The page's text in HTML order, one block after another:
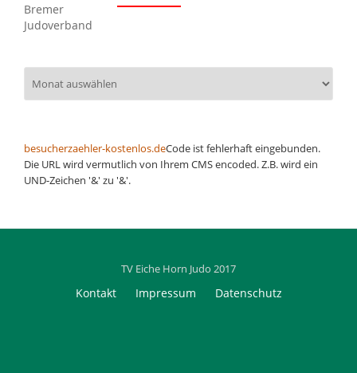
Bremer
Judoverband
besucherzaehler-kostenlos.deCode ist fehlerhaft eingebunden.
Die URL wird vermutlich von Ihrem CMS encoded. Z.B. wird ein
UND-Zeichen '&' zu '&'.
TV Eiche Horn Judo 2017
Secondary
Kontakt Impressum Datenschutz